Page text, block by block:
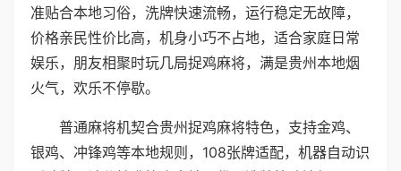
准贴合本地习俗，洗牌快速流畅，运行稳定无故障，
价格亲民性价比高，机身小巧不占地，适合家庭日常
娱乐，朋友相聚时玩几局捉鸡麻将，满是贵州本地烟
火气，欢乐不停歇。
普通麻将机契合贵州捉鸡麻将特色，支持金鸡、
银鸡、冲锋鸡等本地规则，108张牌适配，机器自动识